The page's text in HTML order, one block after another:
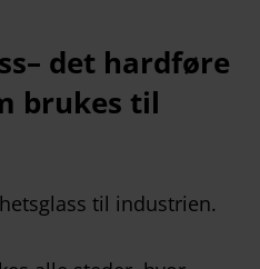
det hardføre
brukes til
til industrien.